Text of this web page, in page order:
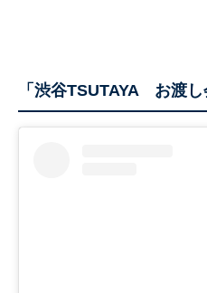
「渋谷TSUTAYA お渡